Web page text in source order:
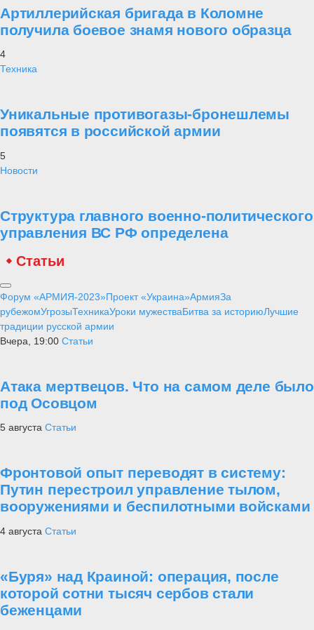
Артиллерийская бригада в Коломне
получила боевое знамя нового образца
4
Техника
Уникальные противогазы-бронешлемы
появятся в российской армии
5
Новости
Структура главного военно-политического
управления ВС РФ определена
Статьи
Форум «АРМИЯ-2023»Проект «Украина»АрмияЗа
рубежомУгрозыТехникаУроки мужестваБитва за историюЛучшие
традиции русской армии
Вчера, 19:00 Статьи
Атака мертвецов. Что на самом деле было
под Осовцом
5 августа Статьи
Фронтовой опыт переводят в систему:
Путин перестроил управление тылом,
вооружениями и беспилотными войсками
4 августа Статьи
«Буря» над Краиной: операция, после
которой сотни тысяч сербов стали
беженцами